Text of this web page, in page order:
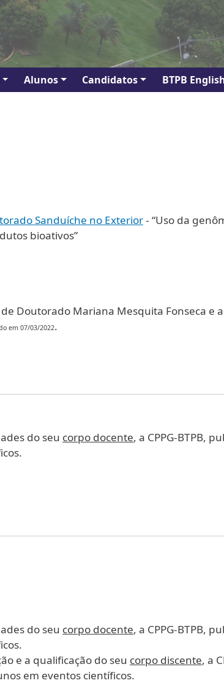
Alunos Candidatos BTPB
Sanduíche no Exterior- “Uso da
bioativos”
Doutorado Mariana Mesquita Fonseca e
em 07/03/2022.
do seu corpo docente, a CPPG-BTPB,
do seu corpo docente, a CPPG-BTPB,
e a qualificação do seu corpo discente, a
em eventos científicos.